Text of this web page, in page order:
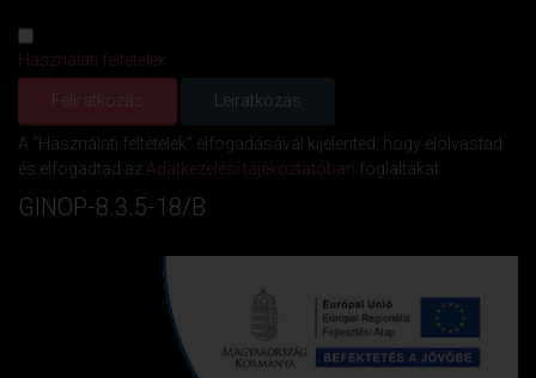
Használati feltételek
A "Használati feltételek" elfogadásával kijelented, hogy elolvastad
és elfogadtad azAdatkezelési tájékoztatóban foglaltakat.
GINOP-8.3.5-18/B